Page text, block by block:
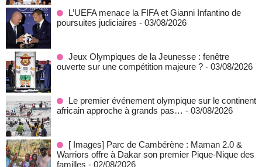
L’UEFA menace la FIFA et Gianni Infantino de
poursuites judiciaires - 03/08/2026
Jeux Olympiques de la Jeunesse : fenêtre
ouverte sur une compétition majeure ? - 03/08/2026
Le premier événement olympique sur le continent
africain approche à grands pas… - 03/08/2026
[ Images] Parc de Cambérène : Maman 2.0 &
Warriors offre à Dakar son premier Pique-Nique des
familles - 02/08/2026